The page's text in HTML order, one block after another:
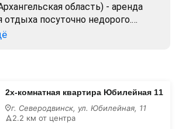
область) - аренда
отдыха посуточно недорого.
сутки. Лучшие цены, отзывы,
2х-комнатная квартира Юбилейная 11
г. Северодвинск, ул. Юбилейная, 11
2.2 км от центра